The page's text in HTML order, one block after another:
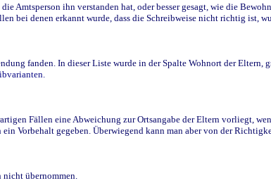
ihn verstanden hat, oder besser gesagt, wie die
bei denen erkannt wurde, dass die Schreibweise nicht richtig ist,
fanden. In dieser Liste wurde in der Spalte Wohnort der Eltern,
Fällen eine Abweichung zur Ortsangabe der Eltern vorliegt,
Vorbehalt gegeben. Überwiegend kann man aber von der
übernommen.